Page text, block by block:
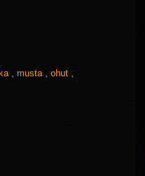
, musta , ohut ,